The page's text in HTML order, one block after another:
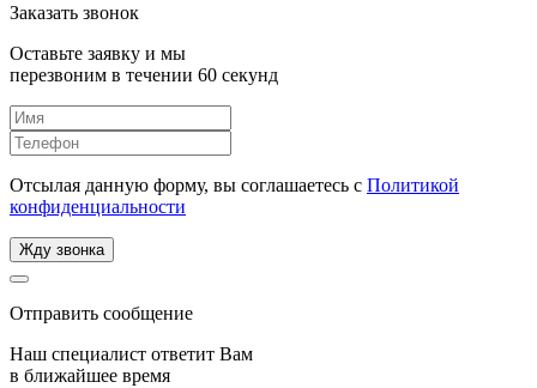
Заказать звонок
Оставьте заявку и мы
перезвоним в течении 60 секунд
Отсылая данную форму, вы соглашаетесь с Политикой
конфиденциальности
Жду звонка
Отправить сообщение
Наш специалист ответит Вам
в ближайшее время